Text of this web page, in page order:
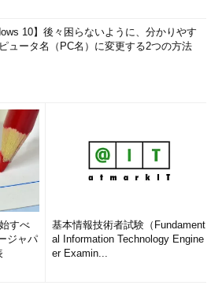
10】後々困らないように、分かりやす
ュータ名（PC名）に変更する2つの方法
すべ
ジャパ
基本情報技術者試験（Fundament
al Information Technology Engine
er Examin...